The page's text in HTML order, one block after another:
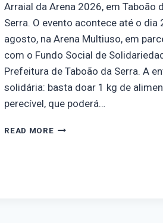
Arraial da Arena 2026, em Taboão
Serra. O evento acontece até o dia
agosto, na Arena Multiuso, em
com o Fundo Social de
Prefeitura de Taboão da Serra. A
solidária: basta doar 1 kg de
perecível, que poderá…
READ MORE